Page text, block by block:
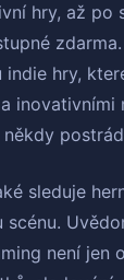
hry, až po
indie hry,
inovativními
sleduje
není jen